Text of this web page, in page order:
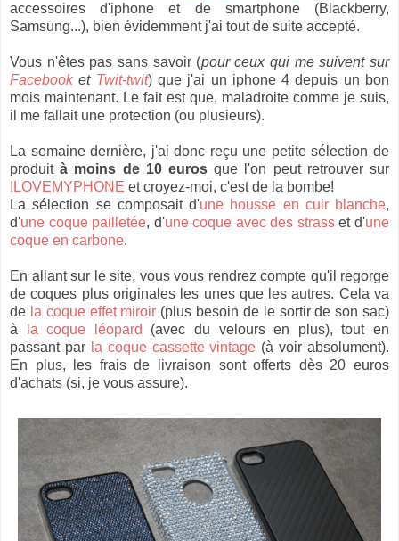
accessoires d'iphone et de smartphone (Blackberry,
Samsung...), bien évidemment j'ai tout de suite accepté.
Vous n'êtes pas sans savoir (pour ceux qui me suivent sur
Facebooket Twit-twit) que j'ai un iphone 4 depuis un bon
mois maintenant. Le fait est que, maladroite comme je suis,
il me fallait une protection (ou plusieurs).
La semaine dernière, j'ai donc reçu une petite sélection de
produità moins de 10 euros que l'on peut retrouver sur
ILOVEMYPHONE et croyez-moi, c'est de la bombe!
La sélection se composait d'une housse en cuir blanche,
d'une coque pailletée, d'une coque avec des strasset d'une
coque en carbone.
En allant sur le site, vous vous rendrez compte qu'il regorge
de coques plus originales les unes que les autres. Cela va
de la coque effet miroir (plus besoin de le sortir de son sac)
à
la coque léopard
(avec du velours en plus), tout en
passant par la coque cassette vintage (à voir absolument).
En plus, les frais de livraison sont offerts dès 20 euros
d'achats (si, je vous assure).